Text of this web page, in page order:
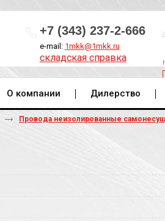
+7 (343) 237-2-666
e-mail: 1mkk@1mkk.ru
складская справка
О компании Дилерство
Провода неизолированные